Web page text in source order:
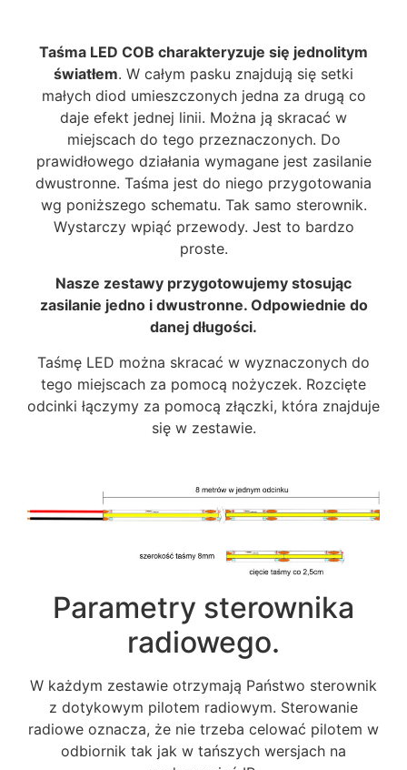
Taśma LED COB charakteryzuje się jednolitym
światłem. W całym pasku znajdują się setki
małych diod umieszczonych jedna za drugą co
daje efekt jednej linii. Można ją skracać w
miejscach do tego przeznaczonych. Do
prawidłowego działania wymagane jest zasilanie
dwustronne. Taśma jest do niego przygotowania
wg poniższego schematu. Tak samo sterownik.
Wystarczy wpiąć przewody. Jest to bardzo
proste.
Nasze zestawy przygotowujemy stosując
zasilanie jedno i dwustronne. Odpowiednie do
danej długości.
Taśmę LED można skracać w wyznaczonych do
tego miejscach za pomocą nożyczek. Rozcięte
odcinki łączymy za pomocą złączki, która znajduje
się w zestawie.
Parametry sterownika
radiowego.
W każdym zestawie otrzymają Państwo sterownik
z dotykowym pilotem radiowym. Sterowanie
radiowe oznacza, że nie trzeba celować pilotem w
odbiornik tak jak w tańszych wersjach na